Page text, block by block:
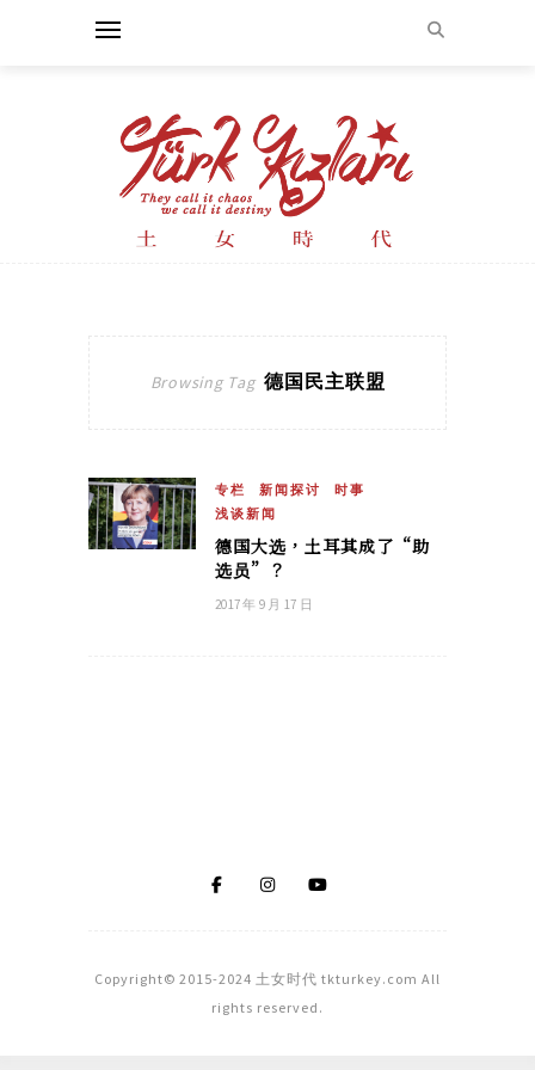
Browsing Tag 德国民主联盟
专栏 新闻探讨
时事
浅谈新闻
德国大选，土耳其成了“助
选员”？
2017 年 9 月 17 日
Copyright© 2015-2024 土女时代 tkturkey.com All
rights reserved.